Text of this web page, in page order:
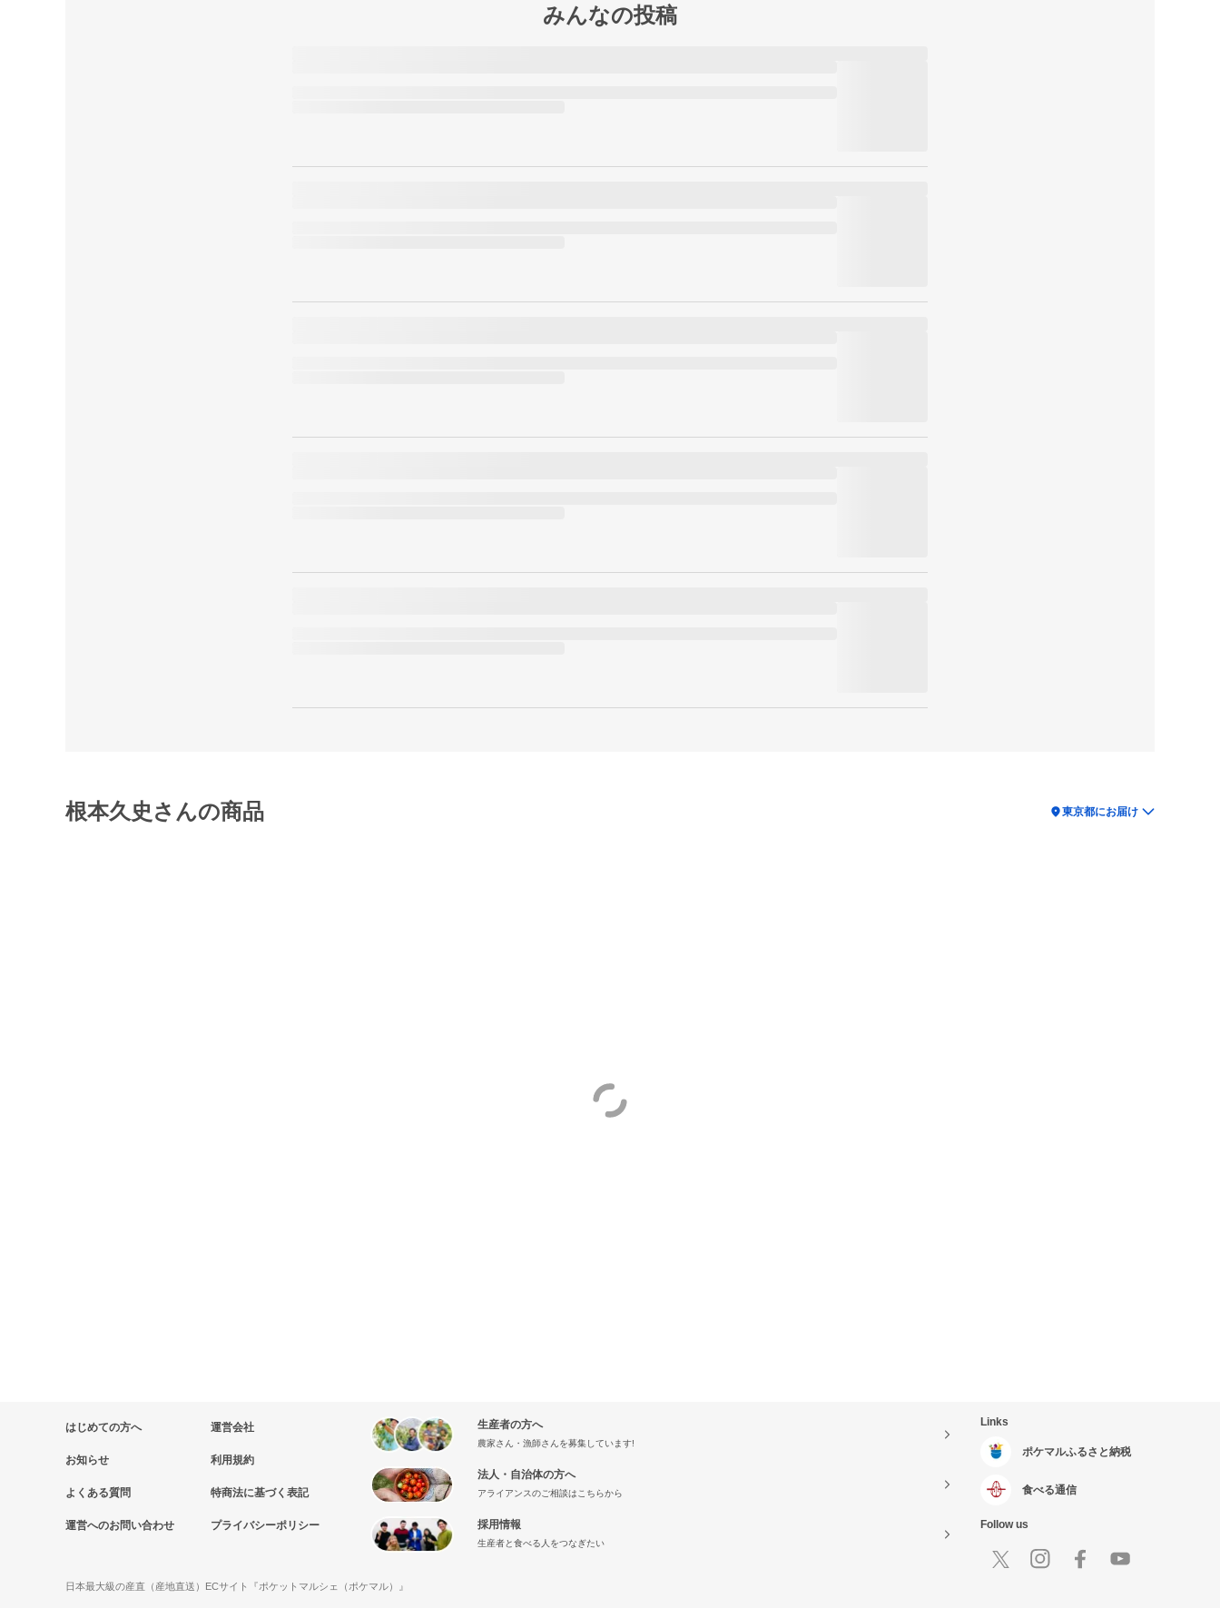
みんなの投稿
根本久史さんの商品 location_on東京都にお届け
はじめての方へ
お知らせ
よくある質問
運営へのお問い合わせ
運営会社
利用規約
特商法に基づく表記
プライバシーポリシー
生産者の方へ
農家さん・漁師さんを募集しています!
法人・自治体の方へ
アライアンスのご相談はこちらから
採用情報
生産者と食べる人をつなぎたい
Links
ポケマルふるさと納税
食べる通信
Follow us
日本最大級の産直（産地直送）ECサイト『ポケットマルシェ（ポケマル）』